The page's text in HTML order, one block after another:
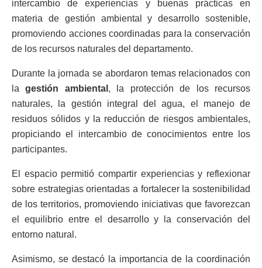
intercambio de experiencias y buenas prácticas en
materia de gestión ambiental y desarrollo sostenible,
promoviendo acciones coordinadas para la conservación
de los recursos naturales del departamento.
Durante la jornada se abordaron temas relacionados con
lagestión ambiental , la protección de los recursos
naturales, la gestión integral del agua, el manejo de
residuos sólidos y la reducción de riesgos ambientales,
propiciando el intercambio de conocimientos entre los
participantes.
El espacio permitió compartir experiencias y reflexionar
sobre estrategias orientadas a fortalecer la sostenibilidad
de los territorios, promoviendo iniciativas que favorezcan
el equilibrio entre el desarrollo y la conservación del
entorno natural.
Asimismo, se destacó la importancia de la coordinación